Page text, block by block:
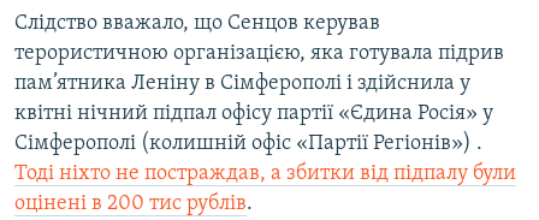
Слідство вважало, що Сенцов керував
терористичною організацією, яка готувала підрив
пам’ятника Леніну в Сімферополі і здійснила у
квітні нічний підпал офісу партії «Єдина Росія» у
Сімферополі (колишній офіс «Партії Регіонів») .
Тоді ніхто не постраждав, а збитки від підпалу були
оцінені в 200 тис рублів.